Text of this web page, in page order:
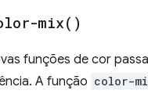
mix( )
funções de cor
A função color-